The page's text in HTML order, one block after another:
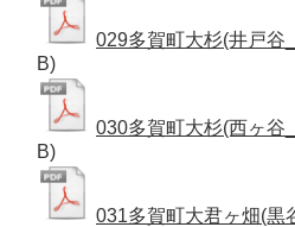
029多賀町大杉(井戸谷
B)
030多賀町大杉(西ヶ谷
B)
031多賀町大君ヶ畑(黒